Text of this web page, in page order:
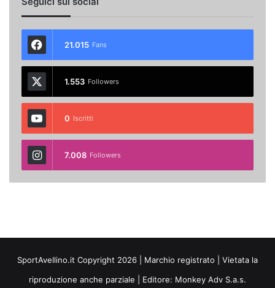
21.015 Fans
1.553 Followers
0 Iscritti
7.008 Followers
SportAvellino.it Copyright 2026 | Marchio registrato | Vietata la
riproduzione anche parziale | Editore: Monkey Adv S.a.s.